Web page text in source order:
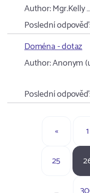
Author:Mgr.Kelly …
Poslední
Doména - dotaz
Author:Anonym
Poslední
« 1
25